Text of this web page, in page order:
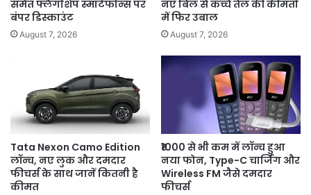
समेत फ्लैगशिप स्मार्टफोन्स पर
बंपर डिस्काउंट
August 7, 2026
नए बिल से कच्चे तेल की कीमतों
में फिर उबाल
August 7, 2026
Tata Nexon Camo Edition
लॉन्च, नए लुक और दमदार
फीचर्स के साथ जानें कितनी है
कीमत
₹1000 से भी कम में लॉन्च हुआ
नया फोन, Type-C चार्जिंग और
Wireless FM जैसे दमदार
फीचर्स